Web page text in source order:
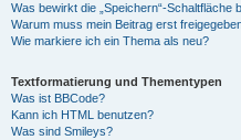
Was bewirkt die „Speichern“-Schaltfläche
Warum muss mein Beitrag erst
Wie markiere ich ein Thema als neu?
Textformatierung und Thementypen
Was ist BBCode?
Kann ich HTML benutzen?
Was sind Smileys?